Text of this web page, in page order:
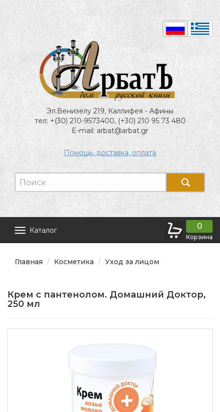
Эл.Венизелу 219, Каллифея - Афины
тел: +(30) 210-9573400, (+30) 210 95 73 480
E-mail: arbat@arbat.gr
Помощь, доставка, оплата
Каталог 0
Корзина
Главная Косметика Уход за лицом
Крем с пантенолом. Домашний Доктор,
250 мл